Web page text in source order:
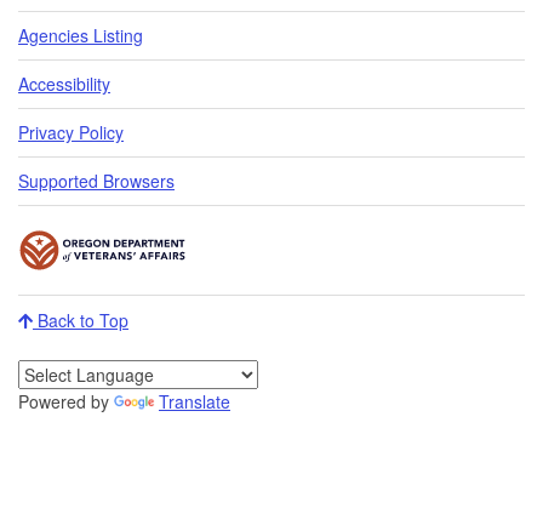
Agencies Listing
Accessibility
Privacy Policy
Supported Browsers
Back to Top
Powered by Translate